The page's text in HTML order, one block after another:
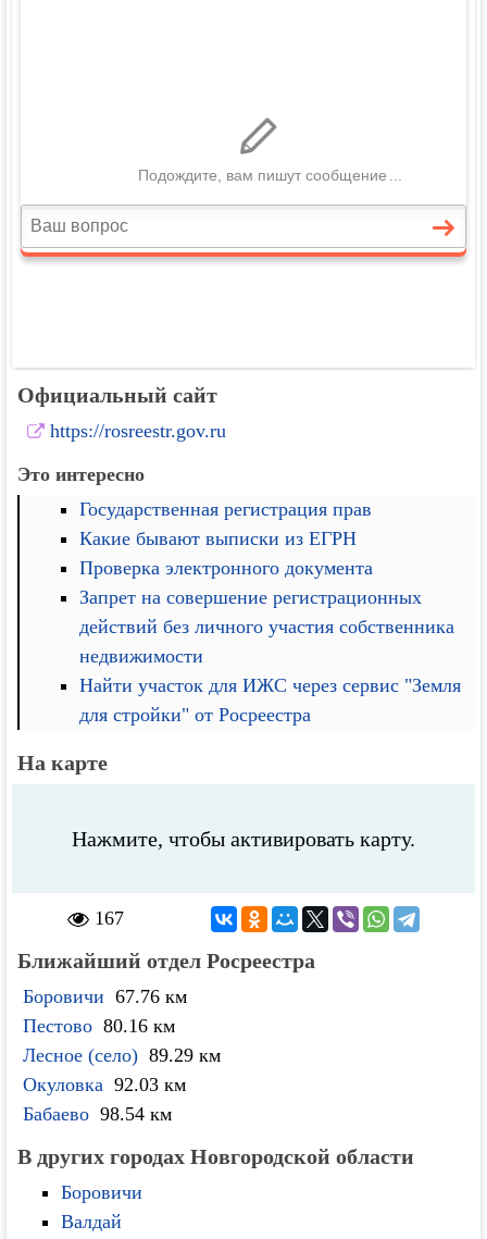
Официальный сайт
https://rosreestr.gov.ru
Это интересно
Государственная регистрация прав
Какие бывают выписки из ЕГРН
Проверка электронного документа
Запрет на совершение регистрационных
действий без личного участия собственника
недвижимости
Найти участок для ИЖС через сервис "Земля
для стройки" от Росреестра
На карте
Нажмите, чтобы активировать карту.
167
Ближайший отдел Росреестра
Боровичи 67.76 км
Пестово 80.16 км
Лесное (село) 89.29 км
Окуловка 92.03 км
Бабаево 98.54 км
В других городах Новгородской области
Боровичи
Валдай